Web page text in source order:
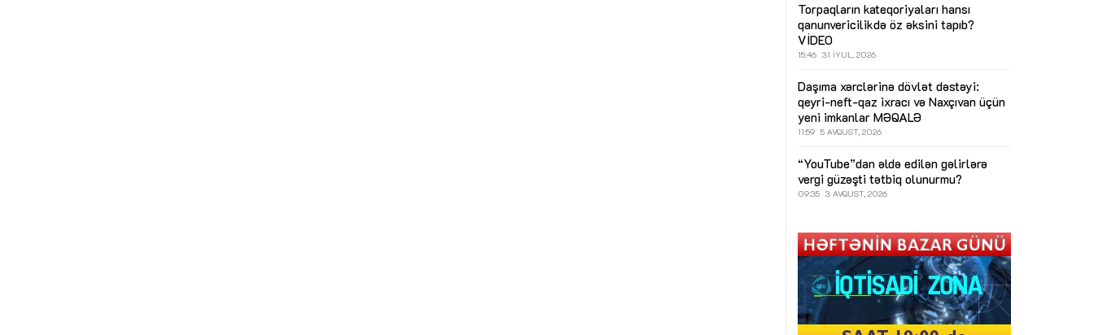
Torpaqların kateqoriyaları hansı
qanunvericilikdə öz əksini tapıb?
VİDEO
15:46 31 İYUL, 2026
Daşıma xərclərinə dövlət dəstəyi:
qeyri-neft-qaz ixracı və Naxçıvan üçün
yeni imkanlar MƏQALƏ
11:59 5 AVQUST, 2026
“YouTube”dan əldə edilən gəlirlərə
vergi güzəşti tətbiq olunurmu?
09:35 3 AVQUST, 2026